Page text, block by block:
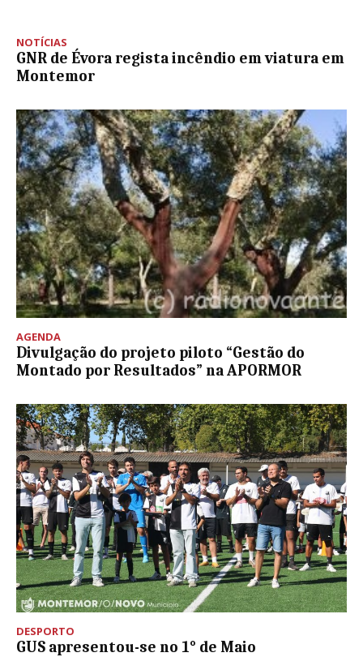
NOTÍCIAS
GNR de Évora regista incêndio em viatura em
Montemor
AGENDA
Divulgação do projeto piloto “Gestão do
Montado por Resultados” na APORMOR
DESPORTO
GUS apresentou-se no 1° de Maio